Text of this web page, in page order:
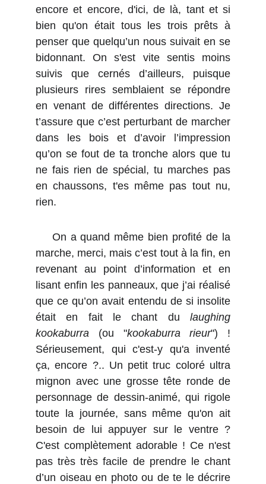
encore et encore, d'ici, de là, tant et si
bien qu'on était tous les trois prêts à
penser que quelqu’un nous suivait en se
bidonnant. On s'est vite sentis moins
suivis que cernés d’ailleurs, puisque
plusieurs rires semblaient se répondre
en venant de différentes directions. Je
t’assure que c’est perturbant de marcher
dans les bois et d’avoir l’impression
qu’on se fout de ta tronche alors que tu
ne fais rien de spécial, tu marches pas
en chaussons, t'es même pas tout nu,
rien.
On a quand même bien profité de la
marche, merci, mais c’est tout à la fin, en
revenant au point d’information et en
lisant enfin les panneaux, que j’ai réalisé
que ce qu’on avait entendu de si insolite
était en fait le chant du laughing
kookaburra (ou "kookaburra rieur") !
Sérieusement, qui c'est-y qu'a inventé
ça, encore ?.. Un petit truc coloré ultra
mignon avec une grosse tête ronde de
personnage de dessin-animé, qui rigole
toute la journée, sans même qu'on ait
besoin de lui appuyer sur le ventre ?
C'est complètement adorable ! Ce n'est
pas très très facile de prendre le chant
d’un oiseau en photo ou de te le décrire